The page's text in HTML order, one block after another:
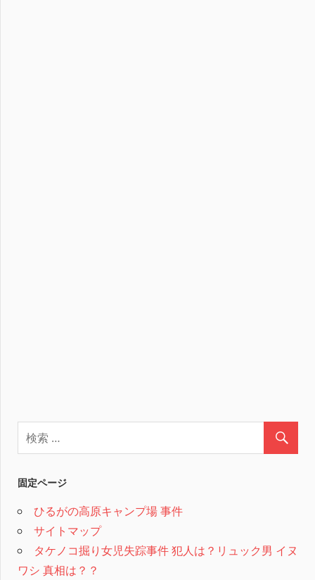
固定ページ
ひるがの高原キャンプ場 事件
サイトマップ
タケノコ掘り女児失踪事件 犯人は？リュック男 イヌ
ワシ 真相は？？